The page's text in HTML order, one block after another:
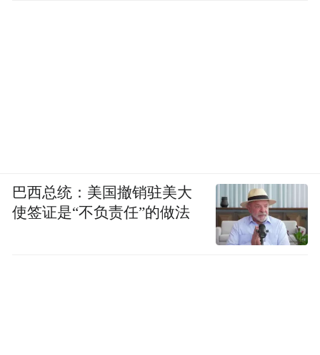
巴西总统：美国撤销驻美大
使签证是“不负责任”的做法